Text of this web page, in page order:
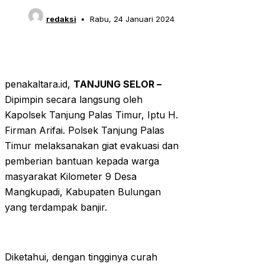
redaksi Rabu, 24 Januari 2024
penakaltara.id, TANJUNG SELOR –
Dipimpin secara langsung oleh
Kapolsek Tanjung Palas Timur, Iptu H.
Firman Arifai. Polsek Tanjung Palas
Timur melaksanakan giat evakuasi dan
pemberian bantuan kepada warga
masyarakat Kilometer 9 Desa
Mangkupadi, Kabupaten Bulungan
yang terdampak banjir.
Diketahui, dengan tingginya curah